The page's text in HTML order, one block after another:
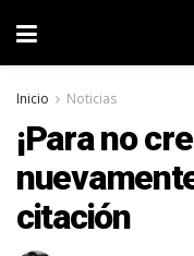
Inicio Noticias
¡Para no
citación